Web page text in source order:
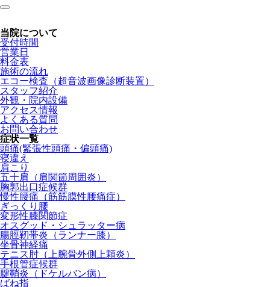
当院について
受付時間
営業日
料金表
施術の流れ
エコー検査（超音波画像診断装置）
スタッフ紹介
外観・院内設備
アクセス情報
よくある質問
お問い合わせ
症状一覧
頭痛(緊張性頭痛・偏頭痛)
寝違え
肩こり
五十肩（肩関節周囲炎）
胸郭出口症候群
慢性腰痛（筋筋膜性腰痛症）
ぎっくり腰
変形性膝関節症
オスグッド・シュラッター病
腸脛靭帯炎（ランナー膝）
坐骨神経痛
テニス肘（上腕骨外側上顆炎）
手根管症候群
腱鞘炎（ドケルバン病）
ばね指